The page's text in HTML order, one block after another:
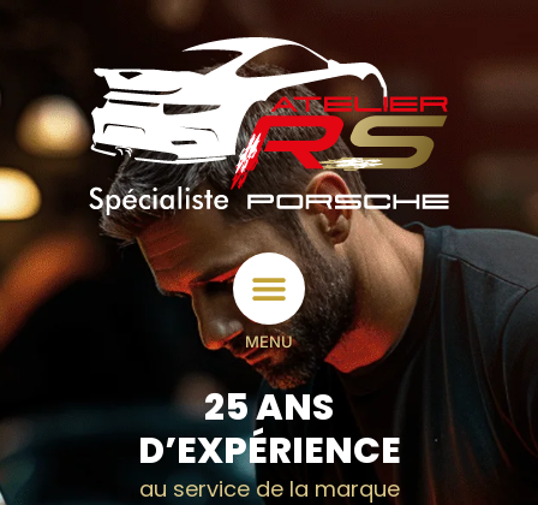
MENU
25 ANS
D’EXPÉRIENCE
au service de la marque